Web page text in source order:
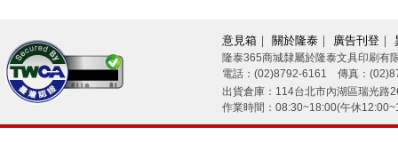
意見箱 ｜ 關於隆泰 ｜ 廣告刊登 ｜
隆泰365商城隸屬於隆泰文具印刷有
電話：(02)8792-6161 傳真：
出貨倉庫：114台北市內湖區瑞光路
作業時間：08:30~18:00(午休